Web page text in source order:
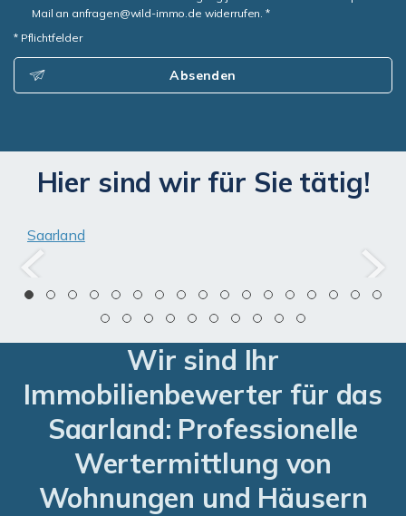
Mail an anfragen@wild-immo.de widerrufen. *
* Pflichtfelder
Absenden
Hier sind wir für Sie tätig!
Saarland
Wir sind Ihr
Immobilienbewerter für das
Saarland: Professionelle
Wertermittlung von
Wohnungen und Häusern